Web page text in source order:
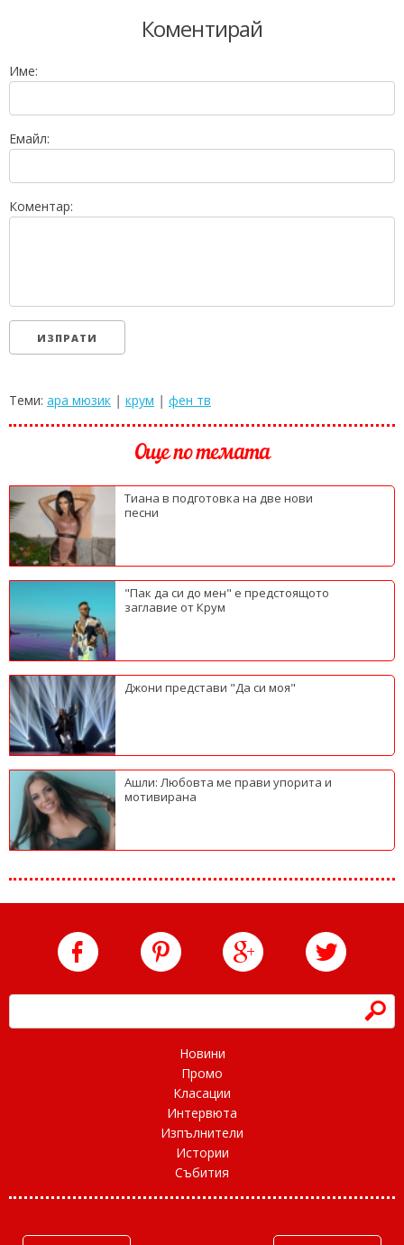
Коментирай
Име:
Емайл:
Коментар:
Теми: ара мюзик | крум | фен тв
Още по темата
Тиана в подготовка на две нови
песни
"Пак да си до мен" е предстоящото
заглавие от Крум
Джони представи "Да си моя"
Ашли: Любовта ме прави упорита и
мотивирана
h
Новини
Промо
Класации
Интервюта
Изпълнители
Истории
Събития